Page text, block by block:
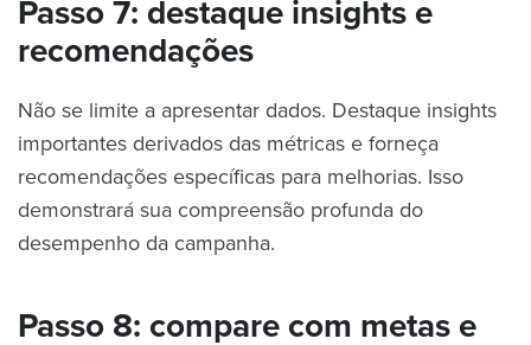
Passo 7: destaque insights e
recomendações
Não se limite a apresentar dados. Destaque insights
importantes derivados das métricas e forneça
recomendações específicas para melhorias. Isso
demonstrará sua compreensão profunda do
desempenho da campanha.
Passo 8: compare com metas e